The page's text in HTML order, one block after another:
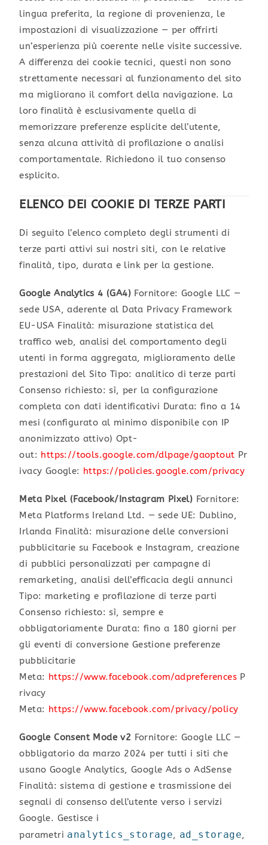
lingua preferita, la regione di provenienza, le
impostazioni di visualizzazione — per offrirti
un’esperienza più coerente nelle visite successive.
A differenza dei cookie tecnici, questi non sono
strettamente necessari al funzionamento del sito
ma migliorano il comfort della navigazione. La
loro finalità è esclusivamente quella di
memorizzare preferenze esplicite dell’utente,
senza alcuna attività di profilazione o analisi
comportamentale. Richiedono il tuo consenso
esplicito.
ELENCO DEI COOKIE DI TERZE PARTI
Di seguito l’elenco completo degli strumenti di
terze parti attivi sui nostri siti, con le relative
finalità, tipo, durata e link per la gestione.
Google Analytics 4 (GA4) Fornitore: Google LLC —
sede USA, aderente al Data Privacy Framework
EU-USA Finalità: misurazione statistica del
traffico web, analisi del comportamento degli
utenti in forma aggregata, miglioramento delle
prestazioni del Sito Tipo: analitico di terze parti
Consenso richiesto: sì, per la configurazione
completa con dati identificativi Durata: fino a 14
mesi (configurato al minimo disponibile con IP
anonimizzato attivo) Opt-
out: https://tools.google.com/dlpage/gaoptout Pr
ivacy Google: https://policies.google.com/privacy
Meta Pixel (Facebook/Instagram Pixel) Fornitore:
Meta Platforms Ireland Ltd. — sede UE: Dublino,
Irlanda Finalità: misurazione delle conversioni
pubblicitarie su Facebook e Instagram, creazione
di pubblici personalizzati per campagne di
remarketing, analisi dell’efficacia degli annunci
Tipo: marketing e profilazione di terze parti
Consenso richiesto: sì, sempre e
obbligatoriamente Durata: fino a 180 giorni per
gli eventi di conversione Gestione preferenze
pubblicitarie
Meta: https://www.facebook.com/adpreferences P
rivacy
Meta: https://www.facebook.com/privacy/policy
Google Consent Mode v2 Fornitore: Google LLC —
obbligatorio da marzo 2024 per tutti i siti che
usano Google Analytics, Google Ads o AdSense
Finalità: sistema di gestione e trasmissione dei
segnali di consenso dell’utente verso i servizi
Google. Gestisce i
parametri analytics_storage, ad_storage,